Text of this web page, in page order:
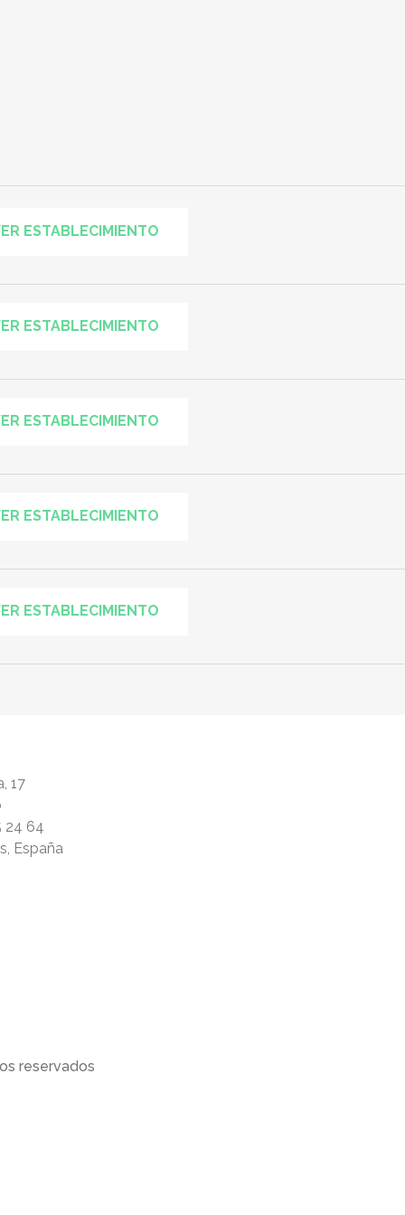
ESTABLECIMIENTO
ESTABLECIMIENTO
ESTABLECIMIENTO
ESTABLECIMIENTO
ESTABLECIMIENTO
17
24 64
España
reservados